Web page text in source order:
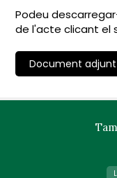
Podeu
de l'acte clicant el
Document adjunt